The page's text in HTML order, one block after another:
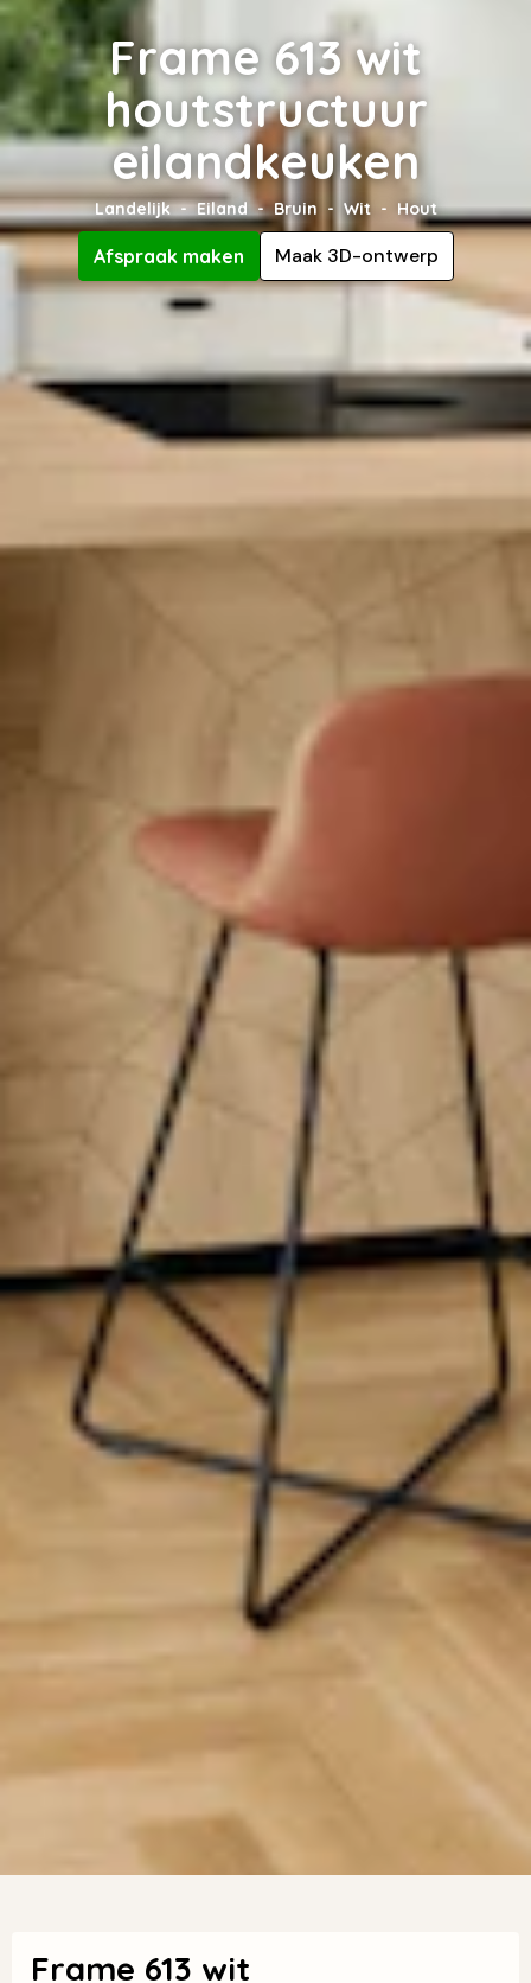
Frame 613 wit
houtstructuur
eilandkeuken
Landelijk Eiland Bruin Wit Hout
Afspraak maken Maak 3D-ontwerp
Frame 613 wit